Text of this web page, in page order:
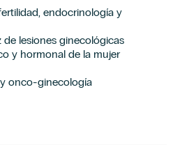
endocrinología y
lesiones ginecológicas
y hormonal de la mujer
onco-ginecología